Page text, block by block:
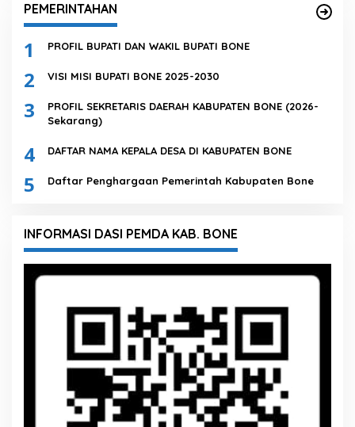
PEMERINTAHAN
1 PROFIL BUPATI DAN WAKIL BUPATI BONE
2 VISI MISI BUPATI BONE 2025-2030
3
PROFIL SEKRETARIS DAERAH KABUPATEN BONE (2026-
Sekarang)
4 DAFTAR NAMA KEPALA DESA DI KABUPATEN BONE
5 Daftar Penghargaan Pemerintah Kabupaten Bone
INFORMASI DASI PEMDA KAB. BONE